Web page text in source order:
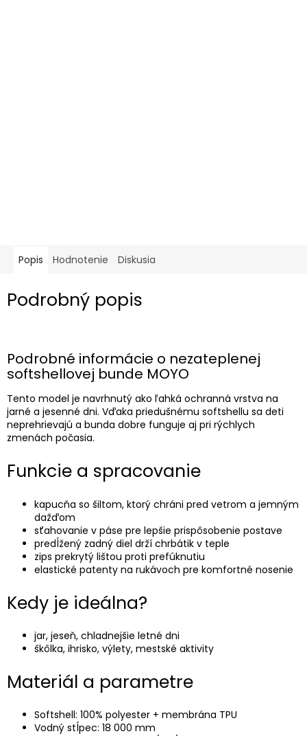
Popis Hodnotenie Diskusia
Podrobný popis
Podrobné informácie o nezateplenej
softshellovej bunde MOYO
Tento model je navrhnutý ako ľahká ochranná vrstva na
jarné a jesenné dni. Vďaka priedušnému softshellu sa deti
neprehrievajú a bunda dobre funguje aj pri rýchlych
zmenách počasia.
Funkcie a spracovanie
kapucňa so šiltom, ktorý chráni pred vetrom a jemným
dažďom
sťahovanie v páse pre lepšie prispôsobenie postave
predĺžený zadný diel drží chrbátik v teple
zips prekrytý lištou proti prefúknutiu
elastické patenty na rukávoch pre komfortné nosenie
Kedy je ideálna?
jar, jeseň, chladnejšie letné dni
škôlka, ihrisko, výlety, mestské aktivity
Materiál a parametre
Softshell: 100% polyester + membrána TPU
Vodný stĺpec: 18 000 mm